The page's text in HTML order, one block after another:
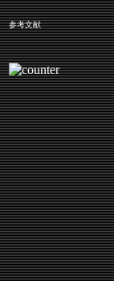
参考文献